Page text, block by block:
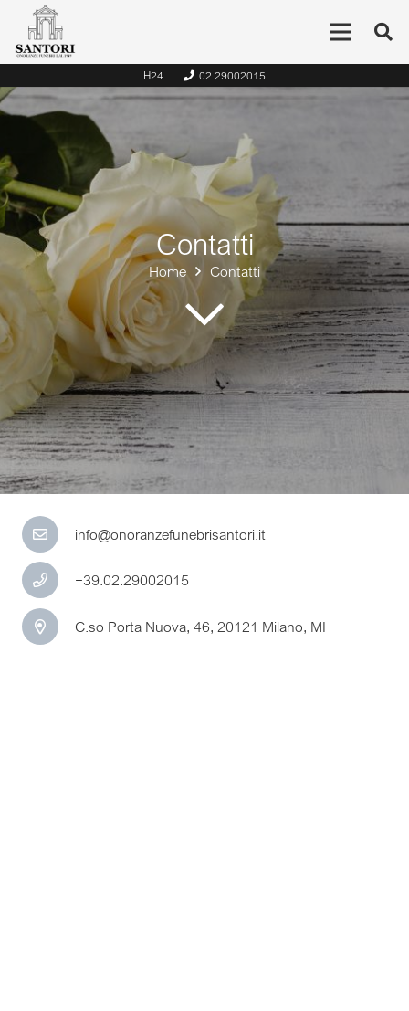
H24 02.29002015
Contatti
Home Contatti
info@onoranzefunebrisantori.it
+39.02.29002015
C.so Porta Nuova, 46, 20121 Milano, MI